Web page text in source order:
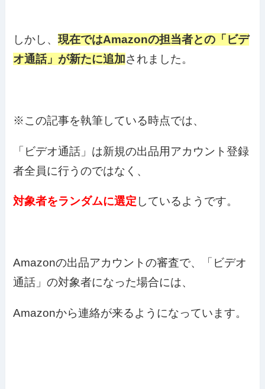
しかし、現在ではAmazonの担当者との「ビデ
オ通話」が新たに追加されました。
※この記事を執筆している時点では、
「ビデオ通話」は新規の出品用アカウント登録
者全員に行うのではなく、
対象者をランダムに選定 しているようです。
Amazonの出品アカウントの審査で、「ビデオ
通話」の対象者になった場合には、
Amazonから連絡が来るようになっています。